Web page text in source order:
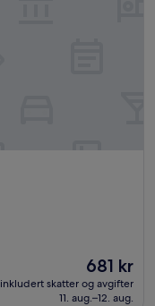
Prisen
681 kr
681 kr
inkludert skatter og avgifter
11. aug.–12. aug.